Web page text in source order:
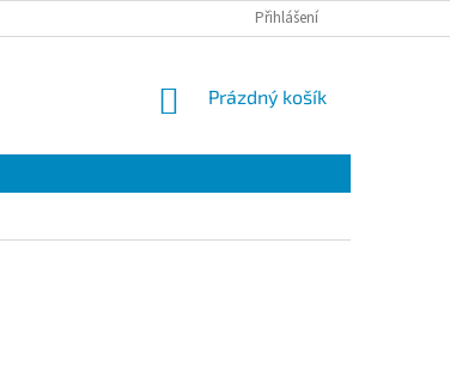
Přihlášení
NÁKUPNÍ
Prázdný košík